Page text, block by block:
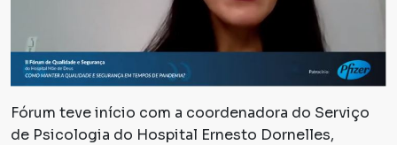
Fórum teve início com a coordenadora do Serviço
de Psicologia do Hospital Ernesto Dornelles,